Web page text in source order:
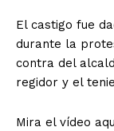
El castigo fue
durante la
contra del
regidor y el
Mira el vídeo